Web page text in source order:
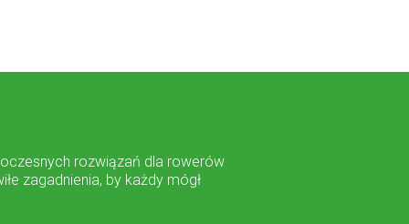
rozwiązań dla rowerów
zagadnienia, by każdy mógł